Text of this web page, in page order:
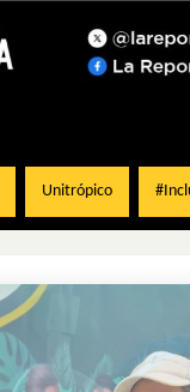
Unitrópico